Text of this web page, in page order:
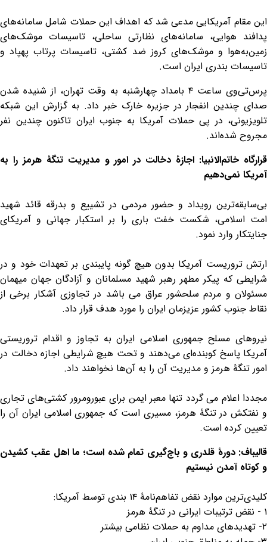
این مقام آمریکایی مدعی شد که اهداف این حملات شامل سامانه‌های
پدافند هوایی، سامانه‌های نظارتی ساحلی، تاسیسات موشک‌های
زمین‌به‌هوا و موشک‌های کروز ضد کشتی، تاسیسات پرتاب پهپاد و
تاسیسات بندری ایران است.
پرس‌تی‌وی ساعت ۴ بامداد چهارشنبه به وقت تهران، از شنیده شدن
صدای چندین انفجار در جزیره خارک خبر داد. به گزارش این شبکه
تلویزیونی، در پی حملات آمریکا به جنوب ایران تاکنون چندین نفر
مجروح شده‌اند.
قرارگاه خاتم‌الانبیا: اجازۀ دخالت در امور و مدیریت تنگۀ هرمز را به
آمریکا نمی‌دهیم
بی‌سابقه‌ترین رویداد و حضور مردمی در تشییع و بدرقه قائد شهید
امت اسلامی، شکست خفت باری را بر استکبار جهانی و آمریکای
جنایتکار وارد نمود.
ارتش تروریست آمریکا بدون هیچ گونه پایبندی بر تعهدات خود و در
شرایطی که پیکر مطهر رهبر شهید مسلمانان و آزادگان جهان میهمان
مسئولان و مردم سلحشور عراق می باشد در تجاوزی آشکار برخی از
نقاط جنوب کشور عزیزمان ایران را مورد هدف قرار داد.
نیروهای مسلح جمهوری اسلامی ایران به تجاوز و اقدام تروریستی
آمریکا پاسخ کوبنده‌ای می‌دهند و تحت هیچ شرایطی اجازه دخالت در
امور تنگۀ هرمز و مدیریت آن را به آن‌ها نخواهند داد.
مجددا اعلام می گردد تنها معبر ایمن برای عبورومرور کشتی‌های تجاری
و نفتکش در تنگۀ هرمز، مسیری است که جمهوری اسلامی ایران آن را
تعیین کرده است.
قالیباف: دورهٔ قلدری و باج‌گیری تمام شده است؛ ما اهل عقب کشیدن
و کوتاه آمدن نیستیم
کلیدی‌ترین موارد نقض تفاهم‌نامهٔ ۱۴ بندی توسط آمریکا:
۱ - نقض ترتیبات ایرانی در تنگهٔ هرمز
۲- تهدیدهای مداوم به حملات نظامی بیشتر